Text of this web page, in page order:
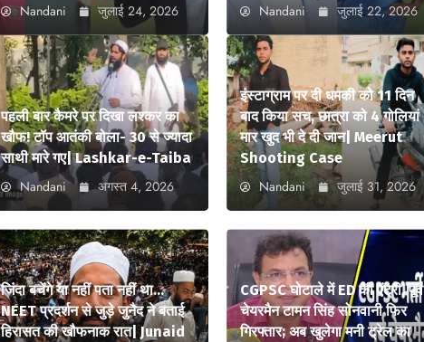
Nandani जुलाई 24, 2026 Nandani जुलाई 22, 2026
पहली बार कैमरे पर दिखा लश्कर का
खौफ! टॉप आतंकी बोला- 30 से ज्यादा
साथी मारे गए| Lashkar-e-Taiba
Nandani अगस्त 4, 2026
इंस्टाग्राम पर दी धमकी को 11 दिन
बाद किया सच, छात्रा को 4 गोलियां
मार खुद भी दे दी जान| Meerut
Shooting Case
Nandani जुलाई 31, 2026
जिंदा बचेंगे या नहीं पता नहीं था…
NEET प्रदर्शन से जुड़े जुनैद ने बताई
हिरासत की खौफनाक रात| Junaid
CGPSC घोटाले में ED की एंट्री, पूर्व
चेयरमैन टामन सिंह सोनवानी फिर
गिरफ्तार; अब खुलेगा मनी ट्रेल का